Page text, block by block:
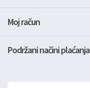
Moj račun
Podržani načini plaćanja